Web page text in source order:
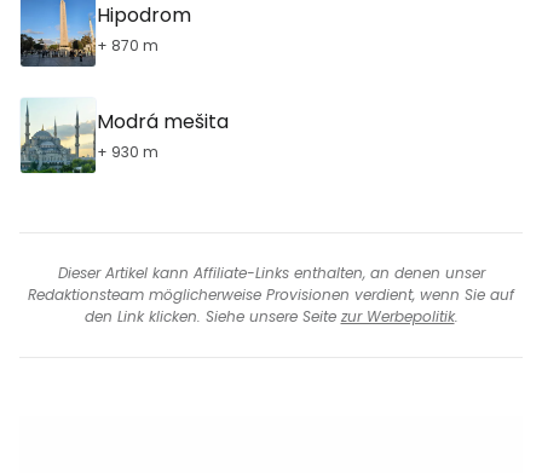
Hipodrom
+ 870 m
Modrá mešita
+ 930 m
Dieser Artikel kann Affiliate-Links enthalten, an denen unser
Redaktionsteam möglicherweise Provisionen verdient, wenn Sie auf
den Link klicken. Siehe unsere Seite zur Werbepolitik.